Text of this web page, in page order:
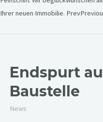
Ihrer neuen Immobilie.
Endspurt
Baustelle
News